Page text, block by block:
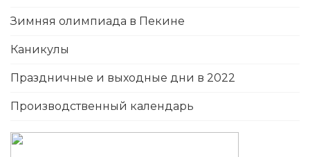
Зимняя олимпиада в Пекине
Каникулы
Праздничные и выходные дни в 2022
Производственный календарь